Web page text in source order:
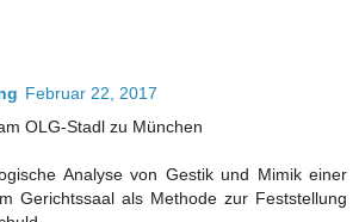
Februar 22, 2017
OLG-Stadl zu München
Analyse von Gestik und Mimik einer
Gerichtssaal als Methode zur Feststellung